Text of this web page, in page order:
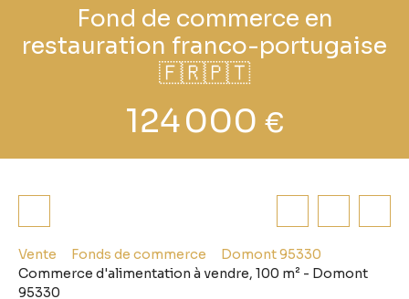
Fond de commerce en
restauration franco-portugaise
🇫🇷🇵🇹
124 000 €
Vente Fonds de commerce
Domont 95330
Commerce d'alimentation à vendre, 100 m² - Domont
95330